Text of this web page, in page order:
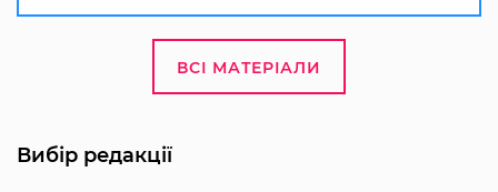
ВСІ МАТЕРІАЛИ
Вибір редакції